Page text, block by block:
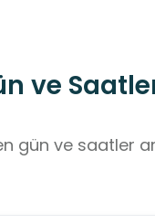
ve
gün ve saatler